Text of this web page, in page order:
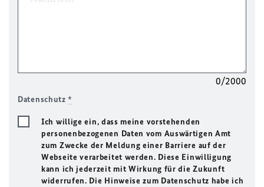
0/2000
Datenschutz*
Ich willige ein, dass meine vorstehenden
personenbezogenen Daten vom Auswärtigen Amt
zum Zwecke der Meldung einer Barriere auf der
Webseite verarbeitet werden. Diese Einwilligung
kann ich jederzeit mit Wirkung für die Zukunft
widerrufen. Die Hinweise zum Datenschutz habe ich